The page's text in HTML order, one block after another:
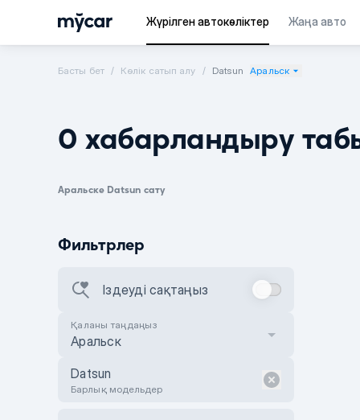
Жүрілген автокөліктер Жаңа авто
Басты бет Көлік сатып алу Datsun Аральск
0 хабарландыру
Аральске Datsun сату
Фильтрлер
Іздеуді сақтаңыз
Қаланы таңдаңыз
Аральск
Datsun
Барлық модельдер